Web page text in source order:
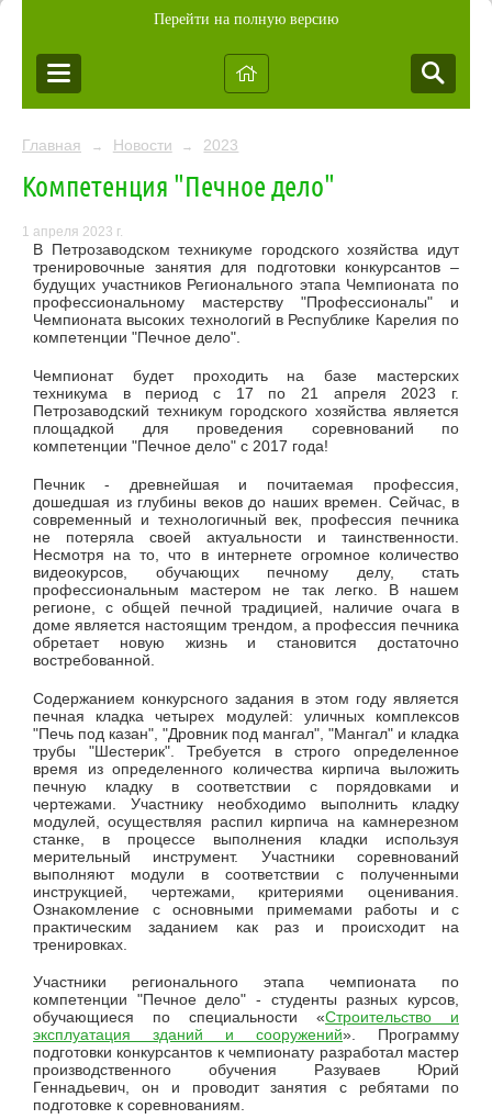
Перейти на полную версию
Главная → Новости → 2023
Компетенция "Печное дело"
1 апреля 2023 г.
В Петрозаводском техникуме городского хозяйства идут
тренировочные занятия для подготовки конкурсантов –
будущих участников Регионального этапа Чемпионата по
профессиональному мастерству "Профессионалы" и
Чемпионата высоких технологий в Республике Карелия по
компетенции "Печное дело".
Чемпионат будет проходить на базе мастерских
техникума в период с 17 по 21 апреля 2023 г.
Петрозаводский техникум городского хозяйства является
площадкой для проведения соревнований по
компетенции "Печное дело" с 2017 года!
Печник - древнейшая и почитаемая профессия,
дошедшая из глубины веков до наших времен. Сейчас, в
современный и технологичный век, профессия печника
не потеряла своей актуальности и таинственности.
Несмотря на то, что в интернете огромное количество
видеокурсов, обучающих печному делу, стать
профессиональным мастером не так легко. В нашем
регионе, с общей печной традицией, наличие очага в
доме является настоящим трендом, а профессия печника
обретает новую жизнь и становится достаточно
востребованной.
Содержанием конкурсного задания в этом году является
печная кладка четырех модулей: уличных комплексов
"Печь под казан", "Дровник под мангал", "Мангал" и кладка
трубы "Шестерик". Требуется в строго определенное
время из определенного количества кирпича выложить
печную кладку в соответствии с порядовками и
чертежами. Участнику необходимо выполнить кладку
модулей, осуществляя распил кирпича на камнерезном
станке, в процессе выполнения кладки используя
мерительный инструмент. Участники соревнований
выполняют модули в соответствии с полученными
инструкцией, чертежами, критериями оценивания.
Ознакомление с основными примемами работы и с
практическим заданием как раз и происходит на
тренировках.
Участники регионального этапа чемпионата по
компетенции "Печное дело" - студенты разных курсов,
обучающиеся по специальности «Строительство и
эксплуатация зданий и сооружений». Программу
подготовки конкурсантов к чемпионату разработал мастер
производственного обучения Разуваев Юрий
Геннадьевич, он и проводит занятия с ребятами по
подготовке к соревнованиям.